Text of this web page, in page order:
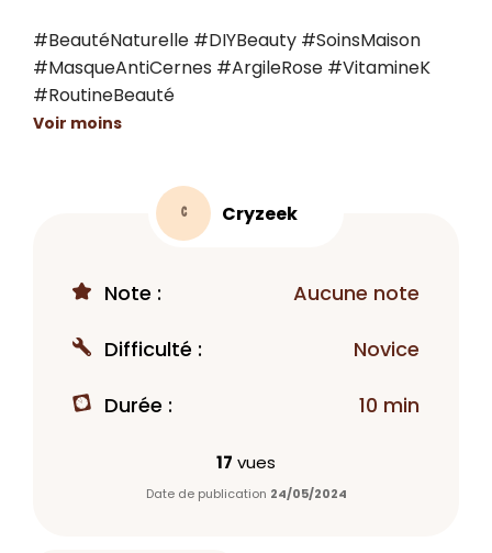
#BeautéNaturelle #DIYBeauty #SoinsMaison
#MasqueAntiCernes #ArgileRose #VitamineK
#RoutineBeauté
Voir moins
C Cryzeek
Note : Aucune note
Difficulté : Novice
Durée : 10 min
17 vues
Date de publication 24/05/2024